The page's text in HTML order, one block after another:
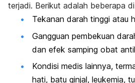
terjadi. Berikut adalah beberapa
Tekanan darah tinggi atau
Gangguan pembekuan
dan efek samping obat
Kondisi medis lainnya,
hati, batu ginjal, leukemia,